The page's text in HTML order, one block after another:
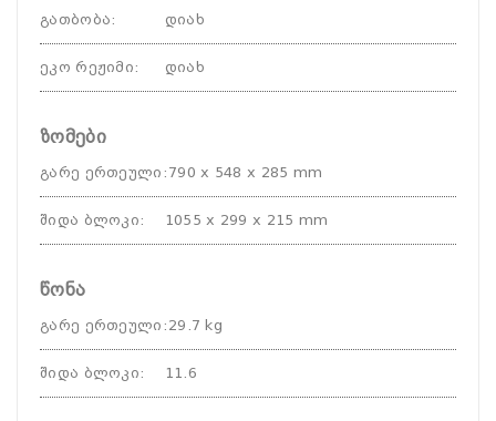
გათბობა: დიახ
ეკო რეჟიმი: დიახ
ზომები
გარე ერთეული : 790 x 548 x 285 mm
შიდა ბლოკი: 1055 x 299 x 215 mm
წონა
გარე ერთეული : 29.7 kg
შიდა ბლოკი: 11.6